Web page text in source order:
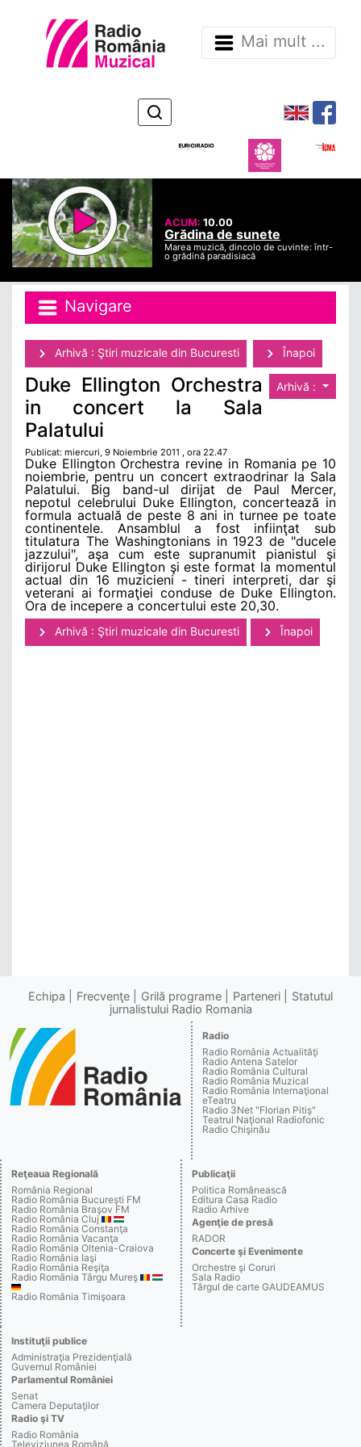
Mai mult ...
ACUM:10.00
Grădina de sunete
Marea muzică, dincolo de cuvinte: într-
o grădină paradisiacă
Navigare
Arhivă : Ştiri muzicale din Bucuresti Înapoi
Arhivă :
Duke Ellington Orchestra
in concert la Sala
Palatului
Publicat: miercuri, 9 Noiembrie 2011 , ora 22.47
Duke Ellington Orchestra revine in Romania pe 10
noiembrie, pentru un concert extraodrinar la Sala
Palatului. Big band-ul dirijat de Paul Mercer,
nepotul celebrului Duke Ellington, concertează in
formula actuală de peste 8 ani in turnee pe toate
continentele. Ansamblul a fost infiinţat sub
titulatura The Washingtonians in 1923 de "ducele
jazzului", aşa cum este supranumit pianistul şi
dirijorul Duke Ellington şi este format la momentul
actual din 16 muzicieni - tineri interpreti, dar şi
veterani ai formaţiei conduse de Duke Ellington.
Ora de incepere a concertului este 20,30.
Arhivă : Ştiri muzicale din Bucuresti Înapoi
Echipa Frecvenţe Grilă programe Parteneri
Statutul
jurnalistului Radio Romania
Radio
Radio România Actualităţi
Radio Antena Satelor
Radio România Cultural
Radio România Muzical
Radio România Internaţional
eTeatru
Radio 3Net "Florian Pitiş"
Teatrul Naţional Radiofonic
Radio Chişinău
Reţeaua Regională
România Regional
Radio România Bucureşti FM
Radio România Braşov FM
Radio România Cluj
Radio România Constanţa
Radio România Vacanţa
Radio România Oltenia-Craiova
Radio România Iaşi
Radio România Reşiţa
Radio România Târgu Mureş
Radio România Timişoara
Publicaţii
Politica Românească
Editura Casa Radio
Radio Arhive
Agenţie de presă
RADOR
Concerte şi Evenimente
Orchestre şi Coruri
Sala Radio
Târgul de carte GAUDEAMUS
Instituţii publice
Administraţia Prezidenţială
Guvernul României
Parlamentul României
Senat
Camera Deputaţilor
Radio şi TV
Radio România
Televiziunea Română